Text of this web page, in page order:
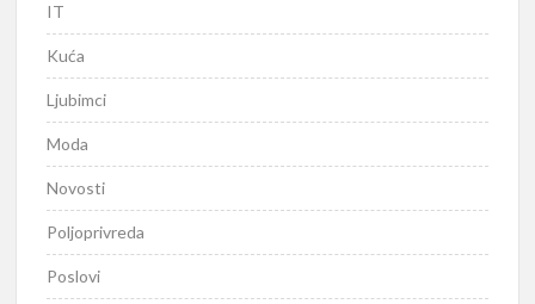
IT
Kuća
Ljubimci
Moda
Novosti
Poljoprivreda
Poslovi